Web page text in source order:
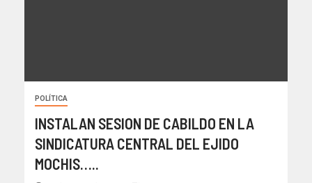
POLÍTICA
INSTALAN SESION DE CABILDO EN LA
SINDICATURA CENTRAL DEL EJIDO
MOCHIS…..